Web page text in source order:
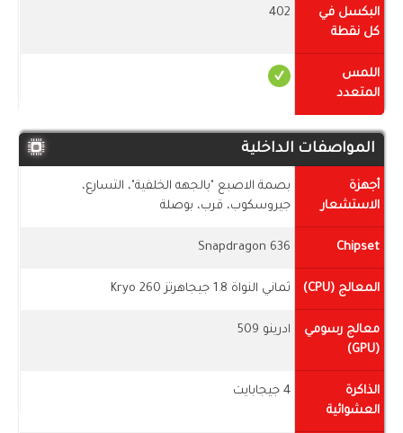
البكسل في
كل نقطة
402
اللمس
المتعدد
المواصفات الداخلية
أجهزة
الاستشعار
بصمة الاصبع "بالجهه الخلفية"، التسارع،
جيروسكوب، قرب، بوصلة
Chipset
Snapdragon 636
المعالج (CPU) ثماني النواة 1.8 جيجاهرتز Kryo 260
معالج رسومي
(GPU)
ادرينو 509
الذاكرة
العشوائية
4 جيجابايت